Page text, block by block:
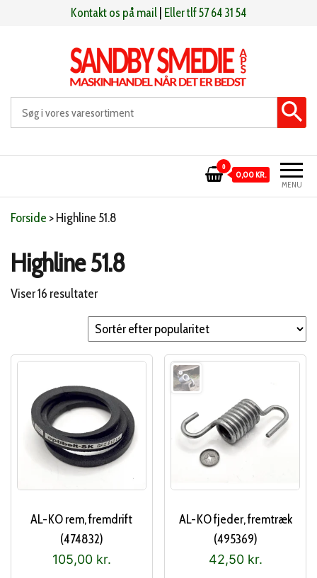
Kontakt os på mail Eller tlf 57 64 31 54
Sandby smeden Maskinhandel når det er bedst
MENU
0
0,00 KR.
Forside >Highline 51.8
Highline 51.8
Viser 16 resultaterSorteret
efter
popularitet
AL-KO rem, fremdrift
(474832)
105,00 kr.
AL-KO fjeder, fremtræk
(495369)
42,50 kr.